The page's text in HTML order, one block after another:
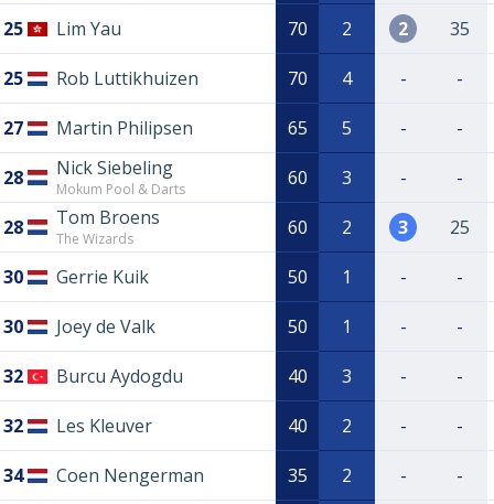
25 Lim Yau 70 2 2 35
25 Rob Luttikhuizen 70 4 - -
27 Martin Philipsen 65 5 - -
28 Nick Siebeling
Mokum Pool & Darts 60 3 - -
28 Tom Broens
The Wizards 60 2 3 25
30 Gerrie Kuik 50 1 - -
30 Joey de Valk 50 1 - -
32 Burcu Aydogdu 40 3 - -
32 Les Kleuver 40 2 - -
34 Coen Nengerman 35 2 - -